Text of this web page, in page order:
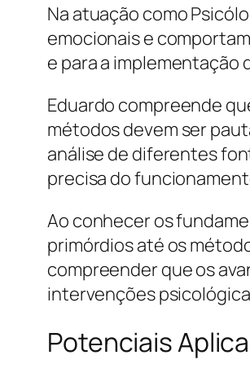
Na atuação como
emocionais e
e para a
Eduardo compreende
métodos devem ser
análise de diferentes
precisa do
Ao conhecer os
primórdios até os
compreender que os
intervenções
Potenciais